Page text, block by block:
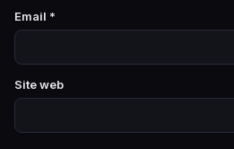
Email *
Site web